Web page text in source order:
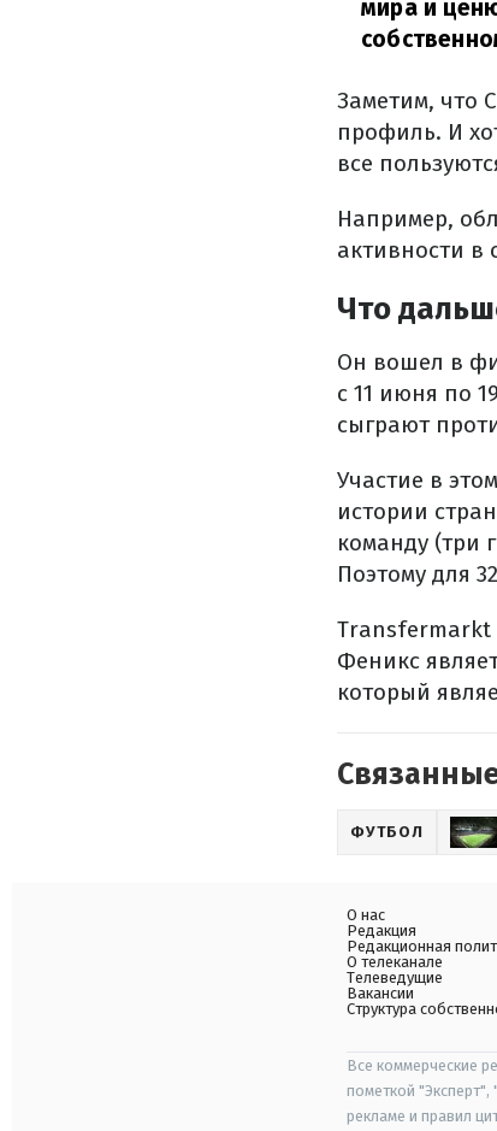
мира и
Заметим, что
профиль. И
все
Например,
активности в
Что
Он вошел в
с 11 июня по
сыграют
Участие в
истории
команду (три
Поэтому для
Transfermarkt
Феникс
который
ФУТБОЛ
О нас
Редакция
Редакционная
О телеканале
Телеведущие
Вакансии
Структура
Все коммерческие
пометкой
рекламе и правил